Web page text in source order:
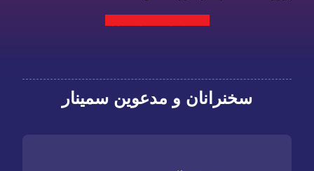
سخنرانان و مدعوین سمینار